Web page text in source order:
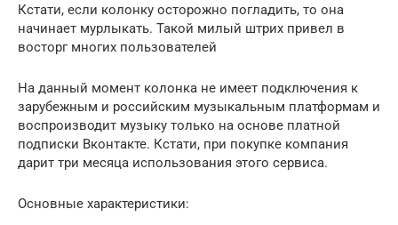
Кстати, если колонку осторожно погладить, то она
начинает мурлыкать. Такой милый штрих привел в
восторг многих пользователей
На данный момент колонка не имеет подключения к
зарубежным и российским музыкальным платформам и
воспроизводит музыку только на основе платной
подписки Вконтакте. Кстати, при покупке компания
дарит три месяца использования этого сервиса.
Основные характеристики: